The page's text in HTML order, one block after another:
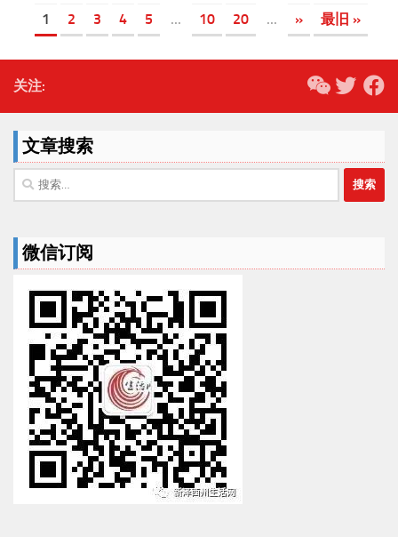
1 2 3 4 5 ... 10 20 ... » 最旧 »
关注:
文章搜索
搜
索：
微信订阅